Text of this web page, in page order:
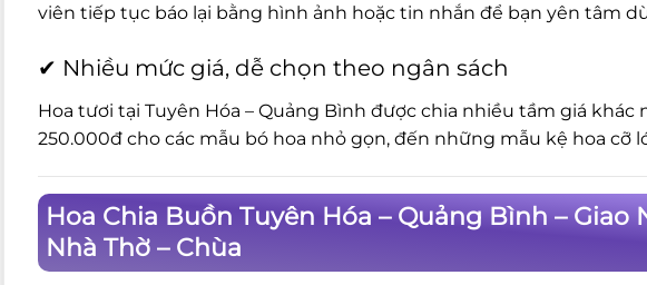
viên tiếp tục báo lại bằng hình ảnh hoặc tin nhắn để bạn yên tâm
✔ Nhiều mức giá, dễ chọn theo ngân sách
Hoa tươi tại Tuyên Hóa – Quảng Bình được chia nhiều tầm giá
250.000đ cho các mẫu bó hoa nhỏ gọn, đến những mẫu kệ hoa cỡ
Hoa Chia Buồn Tuyên Hóa – Quảng Bình – Giao
Nhà Thờ – Chùa